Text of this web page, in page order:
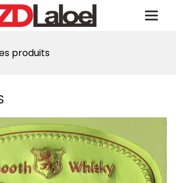
produits